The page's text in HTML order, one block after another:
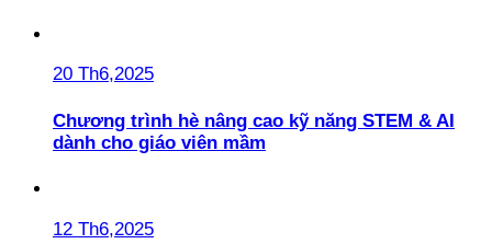
20 Th6,2025
Chương trình hè nâng cao kỹ năng STEM & AI
dành cho giáo viên mầm
12 Th6,2025